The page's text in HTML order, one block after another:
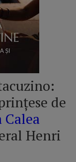
de
Calea
Henri